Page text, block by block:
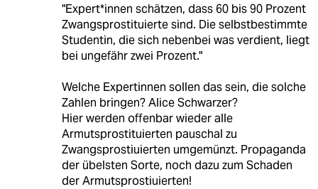
"Expert*innen schätzen, dass 60 bis 90 Prozent
Zwangsprostituierte sind. Die selbstbestimmte
Studentin, die sich nebenbei was verdient, liegt
bei ungefähr zwei Prozent."
Welche Expertinnen sollen das sein, die solche
Zahlen bringen? Alice Schwarzer?
Hier werden offenbar wieder alle
Armutsprostituierten pauschal zu
Zwangsprostiuierten umgemünzt. Propaganda
der übelsten Sorte, noch dazu zum Schaden
der Armutsprostiuierten!